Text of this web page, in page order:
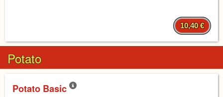
10,40 €
Potato
Potato Basic